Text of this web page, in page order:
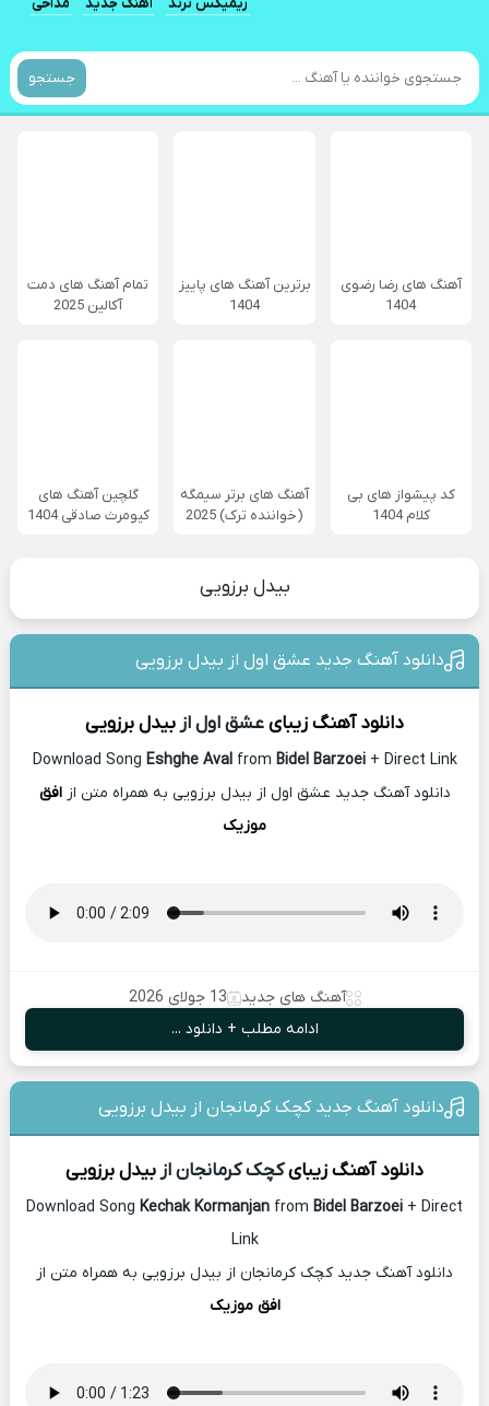
جستجو
آهنگ های رضا رضوی
1404
برترین آهنگ های پاییز
1404
تمام آهنگ های دمت
آکالین 2025
کد پیشواز های بی
کلام 1404
آهنگ های برتر سیمگه
(خواننده ترک) 2025
گلچین آهنگ های
کیومرث صادقی 1404
بیدل برزویی
دانلود آهنگ جدید عشق اول از بیدل برزویی
دانلود آهنگ زیبایعشق اول ازبیدل برزویی
Download Song Eshghe Avalfrom Bidel Barzoei+ Direct Link
دانلود آهنگ جدید عشق اول از بیدل برزویی به همراه متن ازافق
موزیک
آهنگ های جدید
13 جولای 2026
ادامه مطلب + دانلود ...
دانلود آهنگ جدید کچک کرمانجان از بیدل برزویی
دانلود آهنگ زیبایکچک کرمانجان ازبیدل برزویی
Download Song Kechak Kormanjan from Bidel Barzoei + Direct
Link
دانلود آهنگ جدید کچک کرمانجان از بیدل برزویی به همراه متن از
افق موزیک